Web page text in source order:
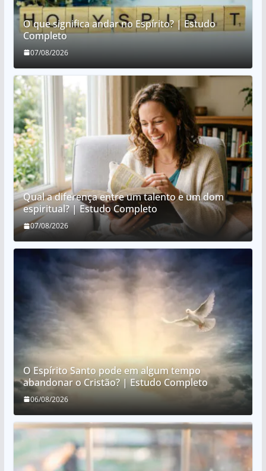
O que significa andar no Espírito? | Estudo
Completo
07/08/2026
Qual a diferença entre um talento e um dom
espiritual? | Estudo Completo
07/08/2026
O Espírito Santo pode em algum tempo
abandonar o Cristão? | Estudo Completo
06/08/2026